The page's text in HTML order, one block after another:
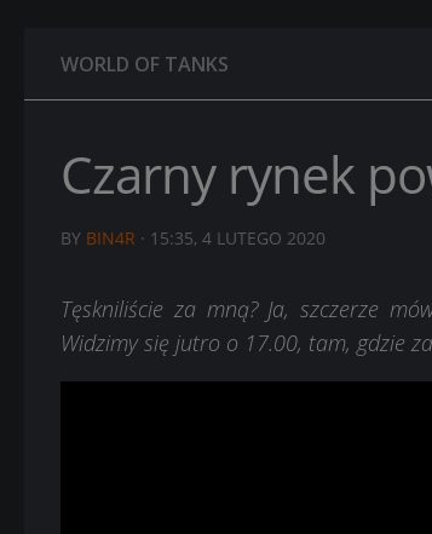
WORLD OF TANKS
Czarny rynek
BY BIN4R · 15:35, 4 LUTEGO 2020
Tęskniliście za mną? Ja, szczerze
Widzimy się jutro o 17.00, tam, gdzie